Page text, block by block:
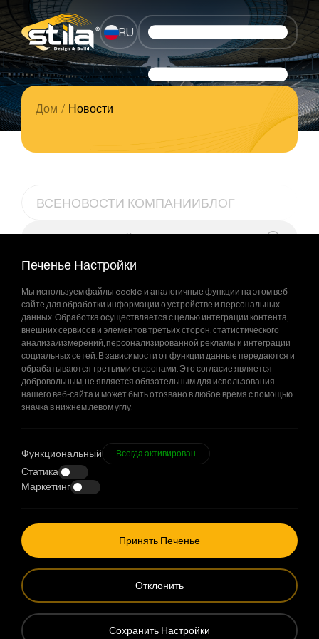
RU
Дом / Новости
ВСЕНОВОСТИ КОМПАНИИБЛОГ
Загрузи Больше
info@stilastructure.ru
Metro 34 Plaza IOSB Bedrettin Dalan Blv.
No:23/103 Basaksehir / Istanbul / Türkiye
Печенье Настройки
Мы используем файлы cookie и аналогичные функции на этом веб-
сайте для обработки информации о устройстве и персональных
данных. Обработка осуществляется с целью интеграции контента,
внешних сервисов и элементов третьих сторон, статистического
анализа/измерений, персонализированной рекламы и интеграции
социальных сетей. В зависимости от функции данные передаются и
обрабатываются третьими сторонами. Это согласие является
добровольным, не является обязательным для использования
нашего веб-сайта и может быть отозвано в любое время с помощью
значка в нижнем левом углу.
Функциональный Всегда активирован
Статика
Маркетинг
Принять Печенье
Отклонить
Сохранить Настройки